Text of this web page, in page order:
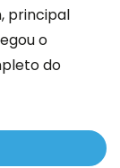
principal
o
do